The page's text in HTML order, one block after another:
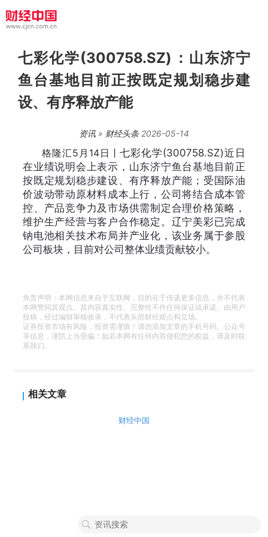
七彩化学(300758.SZ)：山东济宁
鱼台基地目前正按既定规划稳步建
设、有序释放产能
资讯 » 财经头条2026-05-14
格隆汇5月14日丨七彩化学(300758.SZ)近日
在业绩说明会上表示，山东济宁鱼台基地目前正
按既定规划稳步建设、有序释放产能；受国际油
价波动带动原材料成本上行，公司将结合成本管
控、产品竞争力及市场供需制定合理价格策略，
维护生产经营与客户合作稳定。辽宁美彩已完成
钠电池相关技术布局并产业化，该业务属于参股
公司板块，目前对公司整体业绩贡献较小。
免责声明：本网信息来自于互联网，目的在于传递更多信息，并不代表
本网赞同其观点。其内容真实性、完整性不作任何保证或承诺。由用户
投稿，经过编辑审核收录，不代表头部财经观点和立场。
证券投资市场有风险，投资需谨慎！请勿添加文章的手机号码、公众号
等信息，谨防上当受骗！如若本网有任何内容侵犯您的权益，请及时联
系我们。
相关文章
财经中国